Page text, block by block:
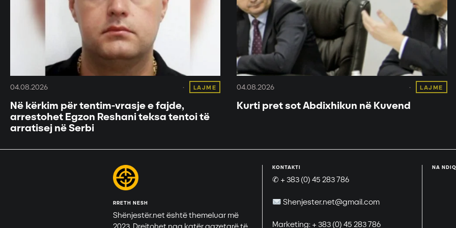
04.08.2026 LAJME
Në kërkim për tentim-vrasje e fajde,
arrestohet Egzon Reshani teksa tentoi të
arratisej në Serbi
04.08.2026 LAJME
Kurti pret sot Abdixhikun në Kuvend
RRETH NESH
Shënjestër.net është themeluar më
KONTAKTI
✆ + 383 (0) 45 283 786
Shenjester.net@gmail.com
Marketing: + 383 (0) 45 283 786
NA